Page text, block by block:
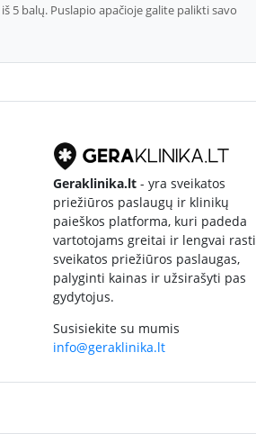
5 balų. Puslapio apačioje galite palikti savo
Geraklinika.lt- yra sveikatos
priežiūros paslaugų ir klinikų
paieškos platforma, kuri padeda
vartotojams greitai ir lengvai rasti
sveikatos priežiūros paslaugas,
palyginti kainas ir užsirašyti pas
gydytojus.
Susisiekite su mumis
info@geraklinika.lt